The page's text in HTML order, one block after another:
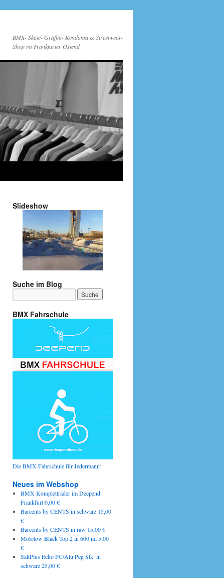
BMX- Skate- Graffiti- Kendama & Streetwear-
Shop im Frankfurter Ostend
Slideshow
Suche im Blog
BMX Fahrschule
Die BMX-Fahrschule für Jedermann!
Neues im Webshop
BMX Kompletträder im Deepend
Frankfurt 0,00 €
Barcents by CENTS in schwarz 15,00
€
Barcents by CENTS in raw 15,00 €
Molotow Black Top 2 in 600 ml 5,00
€
SaltPlus Echo PC/Alu Peg Stk. in
schwarz 25,00 €